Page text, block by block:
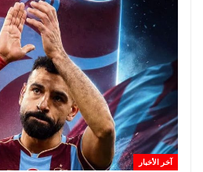
آخر الأخبار